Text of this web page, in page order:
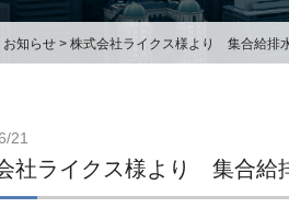
お知らせ > 株式会社ライクス様より 集合給排
21
社ライクス様より 集合